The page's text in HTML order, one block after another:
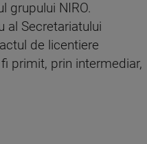
grupului NIRO.
al Secretariatului
de licentiere
primit, prin intermediar,